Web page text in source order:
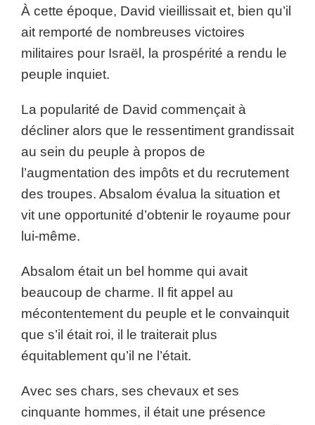
À cette époque, David vieillissait et, bien qu’il
ait remporté de nombreuses victoires
militaires pour Israël, la prospérité a rendu le
peuple inquiet.
La popularité de David commençait à
décliner alors que le ressentiment grandissait
au sein du peuple à propos de
l’augmentation des impôts et du recrutement
des troupes. Absalom évalua la situation et
vit une opportunité d’obtenir le royaume pour
lui-même.
Absalom était un bel homme qui avait
beaucoup de charme. Il fit appel au
mécontentement du peuple et le convainquit
que s’il était roi, il le traiterait plus
équitablement qu’il ne l’était.
Avec ses chars, ses chevaux et ses
cinquante hommes, il était une présence